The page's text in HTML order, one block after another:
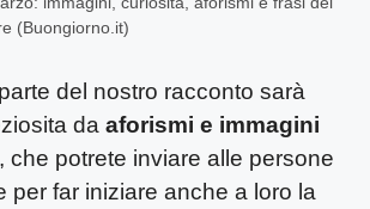
(Buongiorno.it)
del nostro racconto sarà
da aforismi e immagini
, che potrete inviare alle persone
per far iniziare anche a loro la